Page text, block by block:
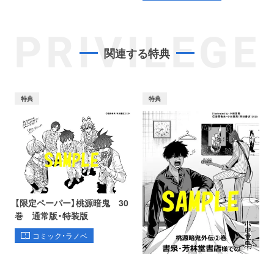
PRIVILEGE
関連する特典
特典
【限定ペーパー】桃源暗鬼 30
巻 通常版・特装版
コミック・ラノベ
特典